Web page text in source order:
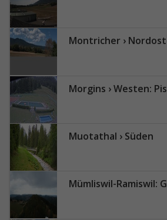
Montricher › Nordosten: Col
Morgins › Westen: Piscine de
Muotathal › Süden
Mümliswil-Ramiswil: